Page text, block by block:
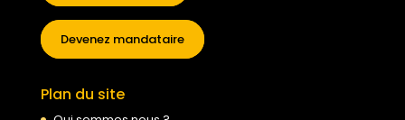
Devenez mandataire
Plan du site